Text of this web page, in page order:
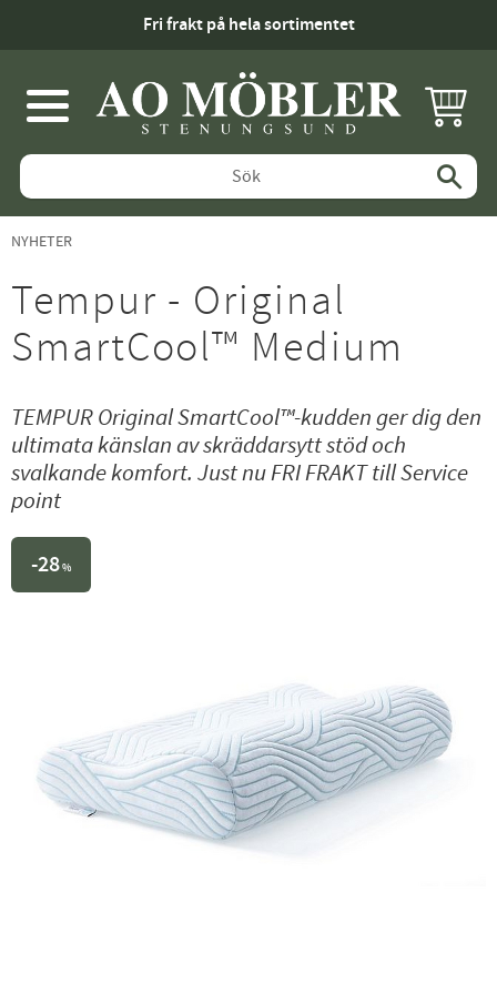
Fri frakt på hela sortimentet
Meny
NYHETER
Tempur - Original
SmartCool™ Medium
TEMPUR Original SmartCool™-kudden ger dig den
ultimata känslan av skräddarsytt stöd och
svalkande komfort. Just nu FRI FRAKT till Service
point
28%